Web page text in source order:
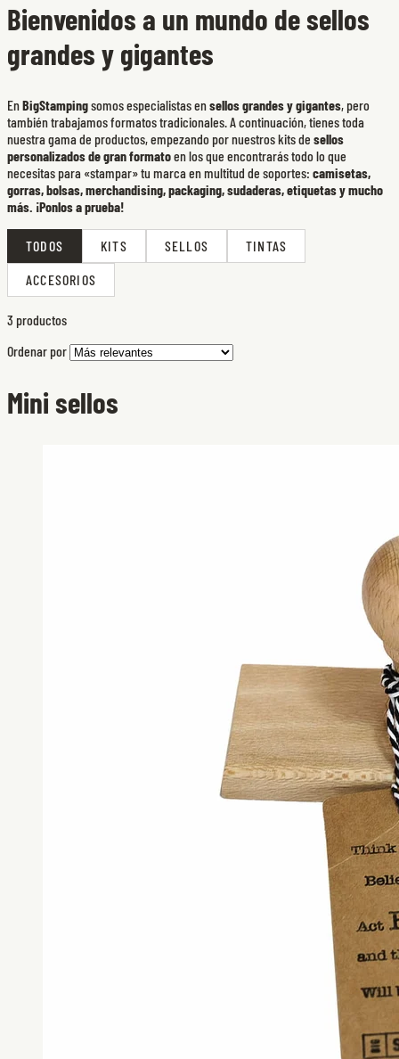
Bienvenidos a un mundo de sellos
grandes y gigantes
EnBigStampingsomos especialistas ensellos grandes y gigantes, pero
también trabajamos formatos tradicionales. A continuación, tienes toda
nuestra gama de productos, empezando por nuestros kits de sellos
personalizados de gran formatoen los que encontrarás todo lo que
necesitas para «stampar» tu marca en multitud de soportes: camisetas,
gorras, bolsas, merchandising, packaging, sudaderas, etiquetas y mucho
más. ¡Ponlos a prueba!
TODOS KITS SELLOS
TINTAS
ACCESORIOS
3 productos
Ordenar por
Mini sellos